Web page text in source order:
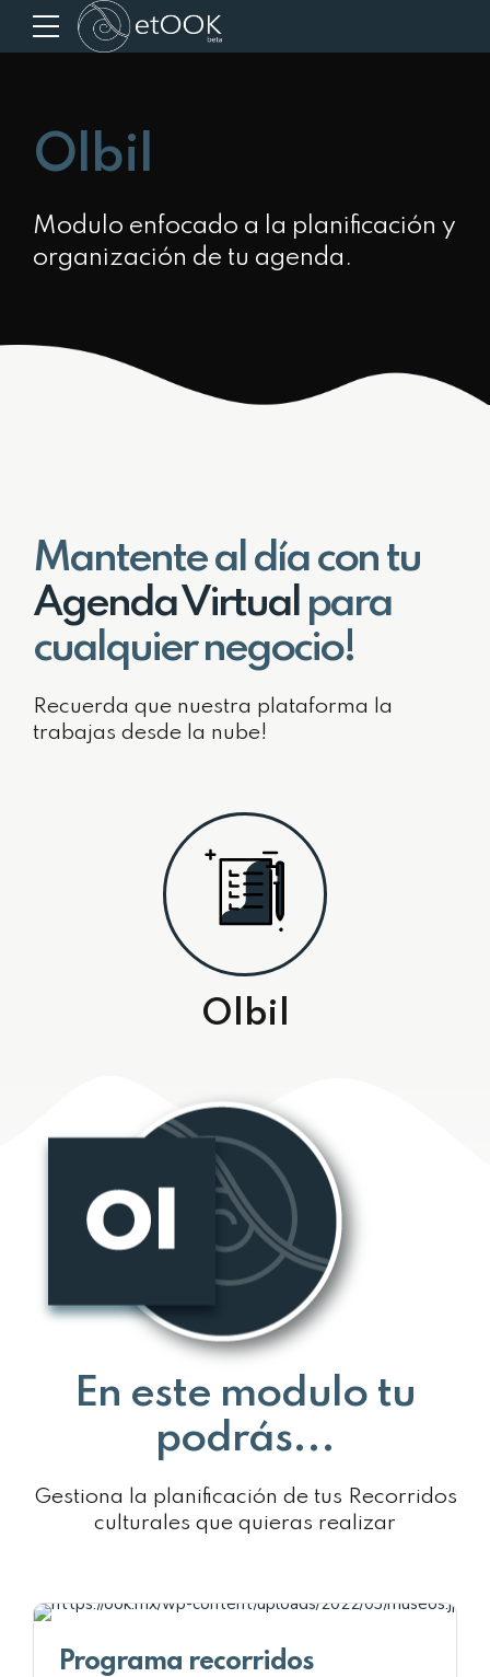
Olbil
Modulo enfocado a la planificación y
organización de tu agenda.
Mantente al día con tu
Agenda Virtual para
cualquier negocio!
Recuerda que nuestra plataforma la
trabajas desde la nube!
Olbil
En este modulo tu
podrás...
Gestiona la planificación de tus Recorridos
culturales que quieras realizar
Programa recorridos